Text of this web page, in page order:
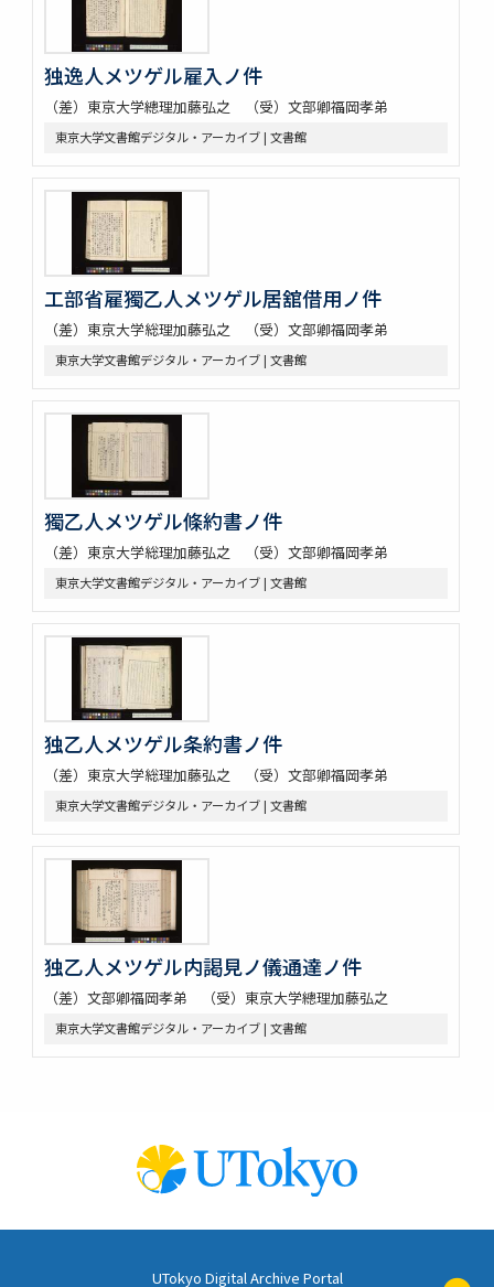
独逸人メツゲル雇入ノ件
（差）東京大学總理加藤弘之 （受）文部卿福岡孝弟
東京大学文書館デジタル・アーカイブ | 文書館
工部省雇獨乙人メツゲル居舘借用ノ件
（差）東京大学総理加藤弘之 （受）文部卿福岡孝弟
東京大学文書館デジタル・アーカイブ | 文書館
獨乙人メツゲル條約書ノ件
（差）東京大学総理加藤弘之 （受）文部卿福岡孝弟
東京大学文書館デジタル・アーカイブ | 文書館
独乙人メツゲル条約書ノ件
（差）東京大学総理加藤弘之 （受）文部卿福岡孝弟
東京大学文書館デジタル・アーカイブ | 文書館
独乙人メツゲル内謁見ノ儀通達ノ件
（差）文部卿福岡孝弟 （受）東京大学總理加藤弘之
東京大学文書館デジタル・アーカイブ | 文書館
UTokyo Digital Archive Portal